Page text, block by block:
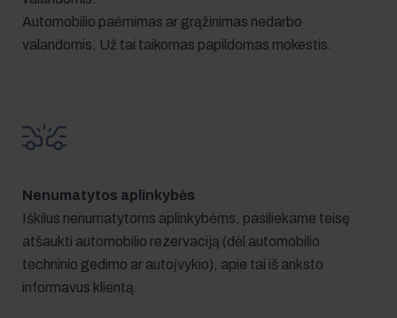
Automobilio paėmimas ar grąžinimas nedarbo
valandomis. Už tai taikomas papildomas mokestis.
Nenumatytos aplinkybės
Iškilus nenumatytoms aplinkybėms, pasiliekame teisę
atšaukti automobilio rezervaciją (dėl automobilio
techninio gedimo ar autoįvykio), apie tai iš anksto
informavus klientą.